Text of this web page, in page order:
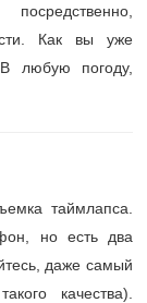
Как вы уже
любую погоду,
таймлапса.
но есть два
даже самый
качества).